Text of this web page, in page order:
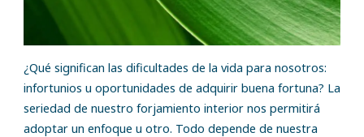
¿Qué significan las dificultades de la vida para nosotros:
infortunios u oportunidades de adquirir buena fortuna? La
seriedad de nuestro forjamiento interior nos permitirá
adoptar un enfoque u otro. Todo depende de nuestra